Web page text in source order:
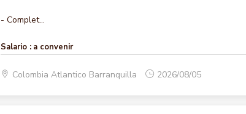
- Complet...
Salario : a convenir
Colombia Atlantico Barranquilla 2026/08/05